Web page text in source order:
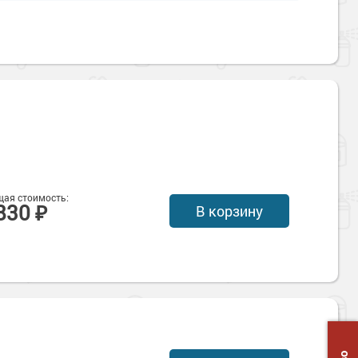
стоимость:
₽ В корзину